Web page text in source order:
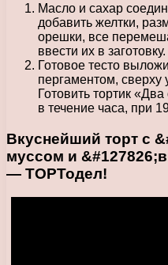
Масло и сахар
добавить желтки,
орешки, все
ввести их в заготовку.
Готовое тесто
пергаментом, сверху
Готовить тортик
в течение часа, при
Вкуснейший торт с
муссом и
— ТОРТодел!